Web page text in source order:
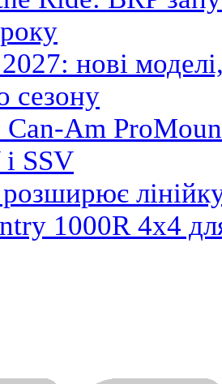
нові
сезону
Am
SSV
1000R 4x4